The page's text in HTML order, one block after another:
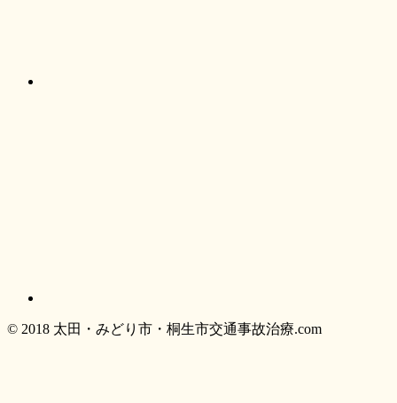
© 2018 太田・みどり市・桐生市交通事故治療.com